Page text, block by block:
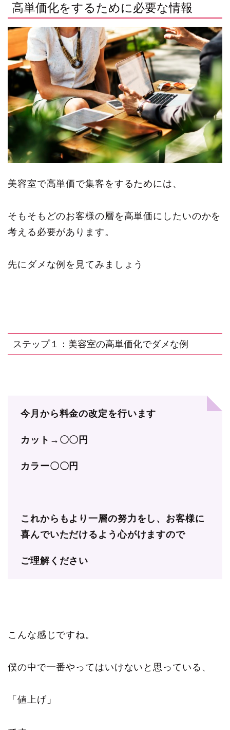
高単価化をするために必要な情報
美容室で高単価で集客をするためには、
そもそもどのお客様の層を高単価にしたいのかを
考える必要があります。
先にダメな例を見てみましょう
ステップ１：美容室の高単価化でダメな例
今月から料金の改定を行います
カット→〇〇円
カラー〇〇円
これからもより一層の努力をし、お客様に
喜んでいただけるよう心がけますので
ご理解ください
こんな感じですね。
僕の中で一番やってはいけないと思っている、
「値上げ」